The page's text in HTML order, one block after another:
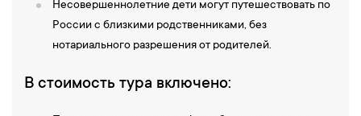
Несовершеннолетние дети могут путешествовать по
России с близкими родственниками, без
нотариального разрешения от родителей.
В стоимость тура включено: